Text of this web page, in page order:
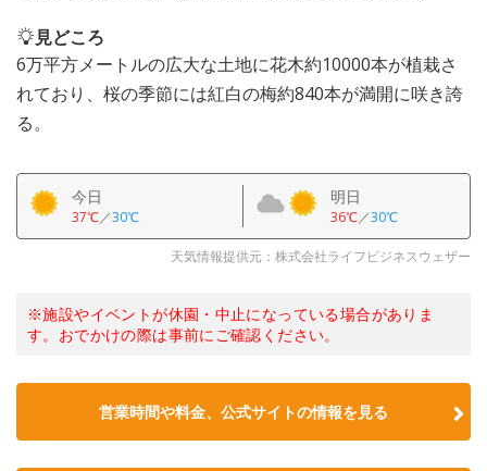
見どころ
6万平方メートルの広大な土地に花木約10000本が植栽さ
れており、桜の季節には紅白の梅約840本が満開に咲き誇
る。
今日
37℃／30℃
明日
36℃／30℃
天気情報提供元：株式会社ライフビジネスウェザー
※施設やイベントが休園・中止になっている場合がありま
す。おでかけの際は事前にご確認ください。
営業時間や料金、公式サイトの情報を見る